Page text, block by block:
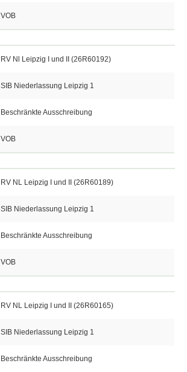
VOB
RV Nl Leipzig I und II (26R60192)
SIB Niederlassung Leipzig 1
Beschränkte Ausschreibung
VOB
RV NL Leipzig I und II (26R60189)
SIB Niederlassung Leipzig 1
Beschränkte Ausschreibung
VOB
RV NL Leipzig I und II (26R60165)
SIB Niederlassung Leipzig 1
Beschränkte Ausschreibung